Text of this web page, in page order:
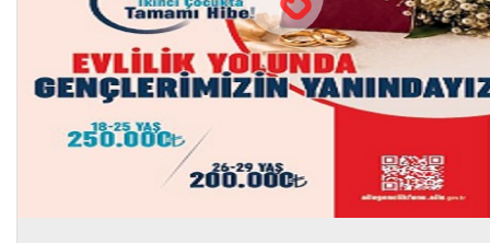
Bakanlık Bağlantıları